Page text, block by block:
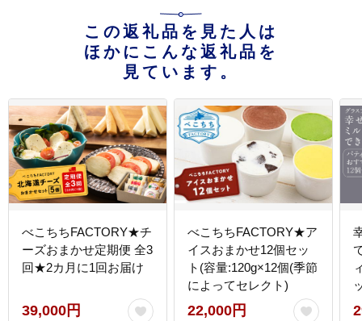
この返礼品を見た人は
ほかにこんな返礼品を
見ています。
べこちちFACTORY★チ
ーズおまかせ定期便 全3
回★2カ月に1回お届け
39,000円
べこちちFACTORY★ア
イスおまかせ12個セッ
ト(容量:120g×12個(季節
によってセレクト)
22,000円